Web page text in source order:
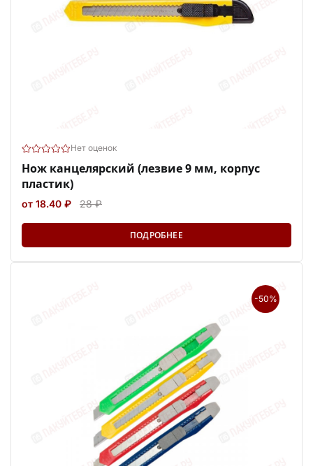
Нет оценок
Нож канцелярский (лезвие 9 мм, корпус
пластик)
от 18.40 ₽ 28 ₽
ПОДРОБНЕЕ
-50%